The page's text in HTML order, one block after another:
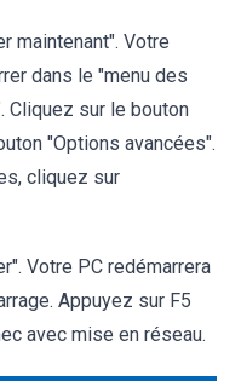
maintenant". Votre
dans le "menu des
Cliquez sur le bouton
"Options avancées".
cliquez sur
Votre PC redémarrera
Appuyez sur F5
avec mise en réseau.